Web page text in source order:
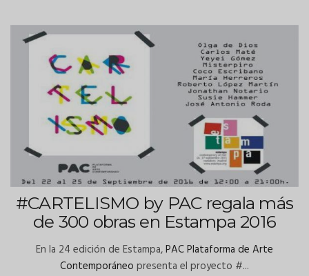
#CARTELISMO by PAC regala más
de 300 obras en Estampa 2016
En la 24 edición de Estampa,PAC Plataforma de Arte
Contemporáneo presenta el proyecto #...